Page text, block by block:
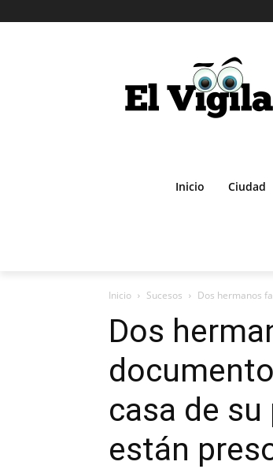
Inicio Ciudad
Inicio Sucesos Dos hermanos
Dos
casa de su
están